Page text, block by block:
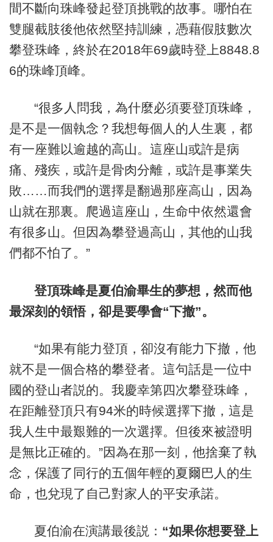
間不斷向珠峰發起登頂挑戰的故事。哪怕在
雙腿截肢後他依然堅持訓練，憑藉假肢數次
攀登珠峰，終於在2018年69歲時登上8848.8
6的珠峰頂峰。
“很多人問我，為什麼必須要登頂珠峰，
是不是一個執念？我想每個人的人生裏，都
有一座難以逾越的高山。這座山或許是病
痛、殘疾，或許是骨肉分離，或許是事業失
敗……而我們的選擇是翻過那座高山，因為
山就在那裏。爬過這座山，生命中依然還會
有很多山。但因為攀登過高山，其他的山我
們都不怕了。”
登頂珠峰是夏伯渝畢生的夢想，然而他
最深刻的領悟，卻是要學會“下撤”。
“如果有能力登頂，卻沒有能力下撤，他
就不是一個合格的攀登者。這句話是一位中
國的登山者説的。我慶幸第四次攀登珠峰，
在距離登頂只有94米的時候選擇下撤，這是
我人生中最艱難的一次選擇。但後來被證明
是無比正確的。”因為在那一刻，他捨棄了執
念，保護了同行的五個年輕的夏爾巴人的生
命，也兌現了自己對家人的平安承諾。
夏伯渝在演講最後説： “如果你想要登上